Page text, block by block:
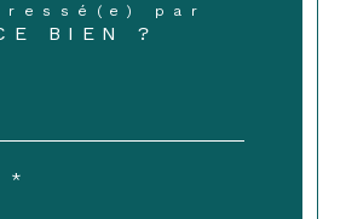
par
BIEN ?
*